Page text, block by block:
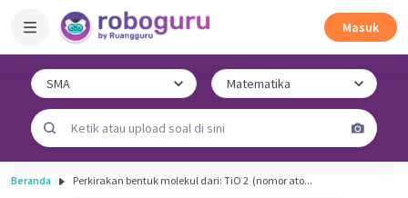
Masuk
Beranda Perkirakan bentuk molekul dari: TiO 2 ​ (nomor ato...